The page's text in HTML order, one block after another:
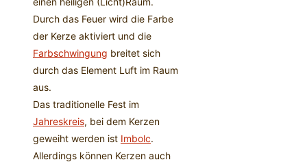
Durch das Feuer wird die Farbe
der Kerze aktiviert und die
Farbschwingung breitet sich
durch das Element Luft im Raum
aus.
Das traditionelle Fest im
Jahreskreis, bei dem Kerzen
geweiht werden ist Imbolc.
Allerdings können Kerzen auch